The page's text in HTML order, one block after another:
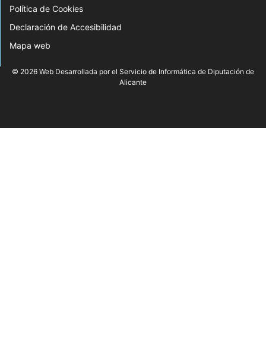
Política de Cookies
Declaración de Accesibilidad
Mapa web
© 2026 Web Desarrollada por el Servicio de Informática de Diputación de
Alicante